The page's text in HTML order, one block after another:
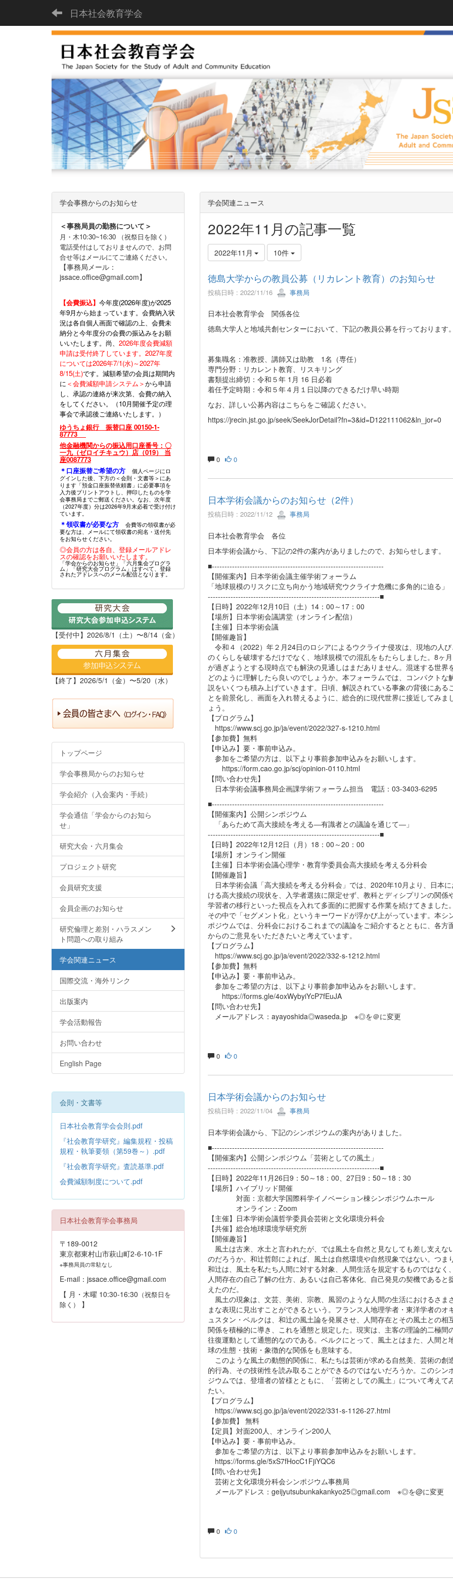
日本社会教育学会
学会関連ニュース
2022年11月の記事一覧
2022年11月 10件
徳島大学からの教員公募（リカレント教育）のお知らせ
投稿日時 : 2022/11/16 事務局
日本社会教育学会 関係各位
徳島大学人と地域共創センターにおいて、下記の教員公募を行っております
募集職名：准教授、講師又は助教 1名（専任）
専門分野：リカレント教育、リスキリング
書類提出締切：令和５年 1月 16 日必着
着任予定時期：令和５年４月１日以降のできるだけ早い時期
なお、詳しい公募内容はこちらをご確認ください。
https://jrecin.jst.go.jp/seek/SeekJorDetail?fn=3&id=D122111062&ln_jor=0
0 0
日本学術会議からのお知らせ（2件）
投稿日時 : 2022/11/12 事務局
日本社会教育学会 各位
日本学術会議から、下記の2件の案内がありましたので、お知らせします。
■--------------------------------------------------------------------
【開催案内】日本学術会議主催学術フォーラム
「地球規模のリスクに立ち向かう地域研究ウクライナ危機に多角的に迫る」
--------------------------------------------------------------------■
【日時】2022年12月10日（土）14：00～17：00
【場所】日本学術会議講堂（オンライン配信）
【主催】日本学術会議
【開催趣旨】
令和４（2022）年２月24日のロシアによるウクライナ侵攻は、現地の人び
のくらしを破壊するだけでなく、地球規模での混乱をもたらしました。8ヶ月
が過ぎようとする現時点でも解決の見通しはまだありません。混迷する世界
どのように理解したら良いのでしょうか。本フォーラムでは、コンパクトな
説をいくつも積み上げていきます。日頃、解説されている事象の背後にある
とを前景化し、画面を入れ替えるように、総合的に現代世界に接近してみま
ょう。
【プログラム】
https://www.scj.go.jp/ja/event/2022/327-s-1210.html
【参加費】無料
【申込み】要・事前申込み。
参加をご希望の方は、以下より事前参加申込みをお願いします。
https://form.cao.go.jp/scj/opinion-0110.html
【問い合わせ先】
日本学術会議事務局企画課学術フォーラム担当 電話：03-3403-6295
■--------------------------------------------------------------------
【開催案内】公開シンポジウム
「あらためて高大接続を考える―有識者との議論を通じて―」
--------------------------------------------------------------------■
【日時】2022年12月12日（月）18：00～20：00
【場所】オンライン開催
【主催】日本学術会議心理学・教育学委員会高大接続を考える分科会
【開催趣旨】
日本学術会議「高大接続を考える分科会」では、2020年10月より、日本に
ける高大接続の現状を、入学者選抜に限定せず、教科とディシプリンの関係
学習者の移行といった視点を入れて多面的に把握する作業を続けてきました
その中で「セグメント化」というキーワードが浮かび上がっています。本シ
ポジウムでは、分科会におけるこれまでの議論をご紹介するとともに、各方
からのご意見をいただきたいと考えています。
【プログラム】
https://www.scj.go.jp/ja/event/2022/332-s-1212.html
【参加費】無料
【申込み】要・事前申込み。
参加をご希望の方は、以下より事前参加申込みをお願いします。
https://forms.gle/4oxWybyiYcP7fEuJA
【問い合わせ先】
メールアドレス：ayayoshida◎waseda.jp ※◎を＠に変更
0 0
日本学術会議からのお知らせ
投稿日時 : 2022/11/04 事務局
日本学術会議から、下記のシンポジウムの案内がありました。
■--------------------------------------------------------------------
【開催案内】公開シンポジウム「芸術としての風土」
--------------------------------------------------------------------■
【日時】2022年11月26日9：50～18：00、27日9：50～18：30
【場所】ハイブリッド開催
対面：京都大学国際科学イノベーション棟シンポジウムホール
オンライン：Zoom
【主催】日本学術会議哲学委員会芸術と文化環境分科会
【共催】総合地球環境学研究所
【開催趣旨】
風土は古来、水土と言われたが、では風土を自然と見なしても差し支えな
のだろうか。和辻哲郎によれば、風土は自然環境や自然現象ではない。つま
和辻は、風土を私たち人間に対する対象、人間生活を規定するものではなく
人間存在の自己了解の仕方、あるいは自己客体化、自己発見の契機であると
えたのだ。
風土の現象は、文芸、美術、宗教、風習のような人間の生活におけるさま
まな表現に見出すことができるという。フランス人地理学者・東洋学者のオ
ュスタン・ベルクは、和辻の風土論を発展させ、人間存在とその風土との相
関係を積極的に導き、これを通態と規定した。現実は、主客の理論的二極間
往復運動として通態的なのである。ベルクにとって、風土とはまた、人間と
球の生態・技術・象徴的な関係をも意味する。
このような風土の動態的関係に、私たちは芸術が求める自然美、芸術の創
的行為、その技術性を読み取ることができるのではないだろうか。このシン
ジウムでは、登壇者の皆様とともに、「芸術としての風土」について考えて
たい。
【プログラム】
https://www.scj.go.jp/ja/event/2022/331-s-1126-27.html
【参加費】 無料
【定員】対面200人、オンライン200人
【申込み】要・事前申込み。
参加をご希望の方は、以下より事前参加申込みをお願いします。
https://forms.gle/5xS7fHocC1FjiYQC6
【問い合わせ先】
芸術と文化環境分科会シンポジウム事務局
メールアドレス：geijyutsubunkakankyo25◎gmail.com ※◎を@に変更
0 0
学会事務からのお知らせ
＜事務局員の勤務について＞
月・木10:30~16:30 （祝祭日を除く）
電話受付はしておりませんので、お問
合せ等はメールにてご連絡ください。
【事務局メール：
jssace.office@gmail.com】
【会費振込】 今年度(2026年度)が2025
年9月から始まっています。会費納入状
況は各自個人画面で確認の上、会費未
納分と今年度分の会費の振込みをお願
いいたします。尚、 2026年度会費減額
申請は受付終了しています。2027年度
については2026年7/1(水)～2027年
8/15(土)です。減額希望の会員は期間内
に ＜会費減額申請システム＞から申請
し、承認の連絡が来次第、会費の納入
をしてください。（10月開催予定の理
事会で承認後ご連絡いたします。）
ゆうちょ銀行 振替口座 00150-1-
87773
他金融機関からの振込用口座番号：〇
一九（ゼロイチキュウ）店（019） 当
座0087773
＊口座振替ご希望の方
個人ページにロ
グインした後、下方の＜会則・文書等＞にあ
ります「預金口座振替依頼書」に必要事項を
入力後プリントアウトし、押印したものを学
会事務局までご郵送ください。なお、次年度
（2027年度）分は2026年9月末必着で受け付け
ています。
＊領収書が必要な方
会費等の領収書が必
要な方は、メールにて領収書の宛名・送付先
をお知らせください。
◎会員の方は各自、登録メールアドレ
スの確認をお願いいたします。
「学会からのお知らせ」「六月集会プログラ
ム」「研究大会プログラム」はすべて、登録
されたアドレスへのメール配信となります。
【受付中】2026/8/1（土）〜8/14（金）
【終了】2026/5/1（金）〜5/20（水）
トップページ
学会事務局からのお知らせ
学会紹介（入会案内・手続）
学会通信「学会からのお知ら
せ」
研究大会・六月集会
プロジェクト研究
会員研究支援
会員企画のお知らせ
研究倫理と差別・ハラスメン
ト問題への取り組み
学会関連ニュース
国際交流・海外リンク
出版案内
学会活動報告
お問い合わせ
English Page
会則・文書等
日本社会教育学会会則.pdf
『社会教育学研究』編集規程・投稿
規程・執筆要領（第59巻～）.pdf
『社会教育学研究』査読基準.pdf
会費減額制度について.pdf
日本社会教育学会事務局
〒189-0012
東京都東村山市萩山町2-6-10-1F
※事務局員の常駐なし
E-mail：jssace.office@gmail.com
【 月・木曜 10:30-16:30 （祝祭日を
除く）
】